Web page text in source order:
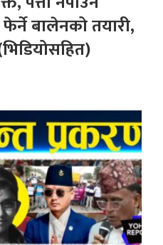
बालेनको तयारी,